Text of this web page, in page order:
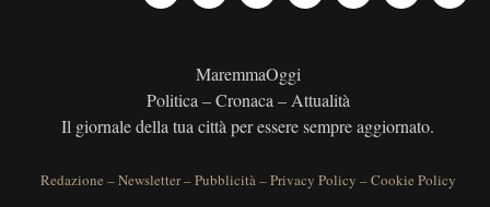
MaremmaOggi
Politica – Cronaca – Attualità
Il giornale della tua città per essere sempre aggiornato.
Redazione –Newsletter–Pubblicità–Privacy Policy –Cookie Policy